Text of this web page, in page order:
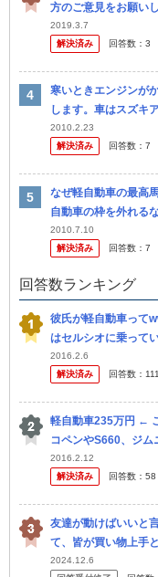
方のご意見をお願い
が映らない時があり
えた際、...
2019.3.7
解決済み
回答数： 3
寒いときエンジンが
します。車はスズキ
ロ 車検更新後3ヶ月
2010.2.23
解決済み
回答数： 7
なぜ軽自動車の最高
自動車の枠を外れる
2010.7.10
解決済み
回答数： 7
回答数ランキング
彼氏が軽自動車って
はセルシオに乗って
す。 彼氏が言うには
2016.2.6
解決済み
回答数： 111
軽自動車235万円 ←
コペンやS660、ジム
ならわかるけど それ
2016.2.12
解決済み
回答数： 58
友達が動けばいいと
て、皆が買い物上手
軽セダンに130万円
2024.12.6